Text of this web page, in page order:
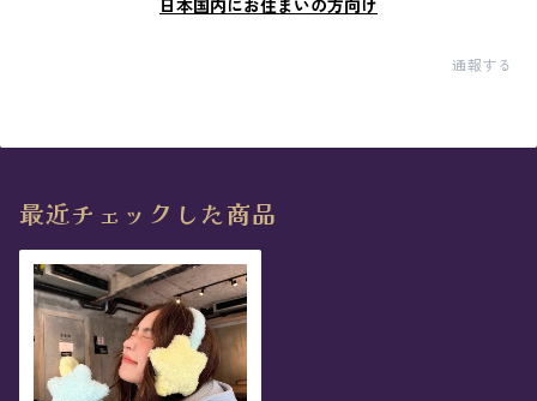
日本国内にお住まいの方向け
通報する
最近チェックした商品